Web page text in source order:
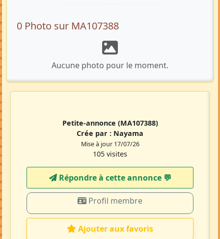
0 Photo sur MA107388
Aucune photo pour le moment.
Petite-annonce (MA107388)
Crée par : Nayama
Mise à jour 17/07/26
105 visites
Répondre à cette annonce 💬​
Profil membre
Ajouter aux favoris